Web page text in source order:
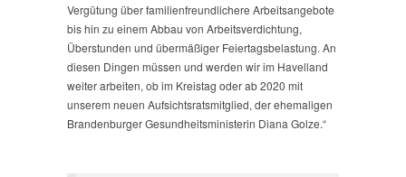
Vergütung über familienfreundlichere Arbeitsangebote
bis hin zu einem Abbau von Arbeitsverdichtung,
Überstunden und übermäßiger Feiertagsbelastung. An
diesen Dingen müssen und werden wir im Havelland
weiter arbeiten, ob im Kreistag oder ab 2020 mit
unserem neuen Aufsichtsratsmitglied, der ehemaligen
Brandenburger Gesundheitsministerin Diana Golze.“